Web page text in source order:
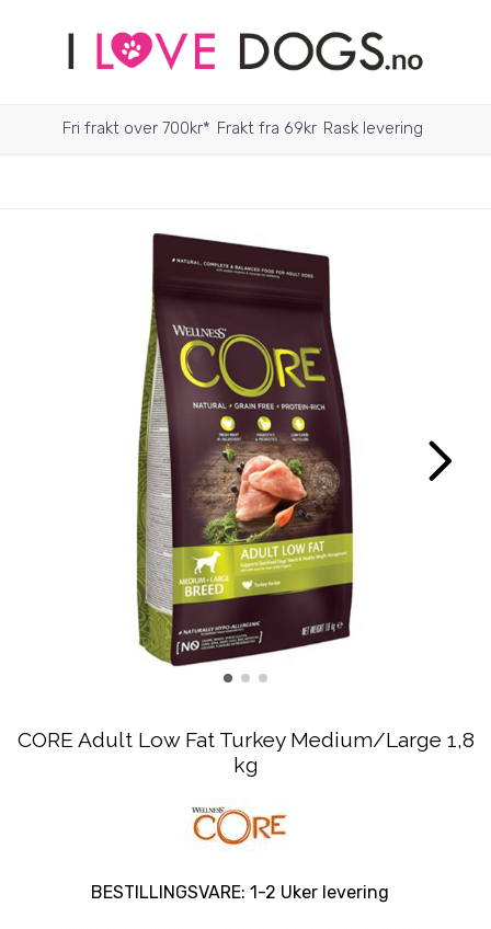
Fri frakt over 700kr* Frakt fra 69kr Rask levering
CORE Adult Low Fat Turkey Medium/Large 1,8
kg
BESTILLINGSVARE: 1-2 Uker levering